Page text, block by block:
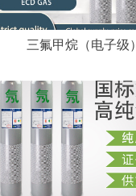
三氟甲烷（电子级）